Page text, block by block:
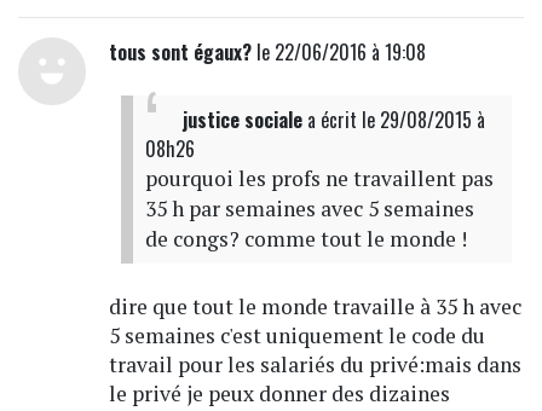
tous sont égaux?le 22/06/2016 à 19:08
justice socialea écrit le 29/08/2015 à
08h26
pourquoi les profs ne travaillent pas
35 h par semaines avec 5 semaines
de congs? comme tout le monde !
dire que tout le monde travaille à 35 h avec
5 semaines c'est uniquement le code du
travail pour les salariés du privé:mais dans
le privé je peux donner des dizaines